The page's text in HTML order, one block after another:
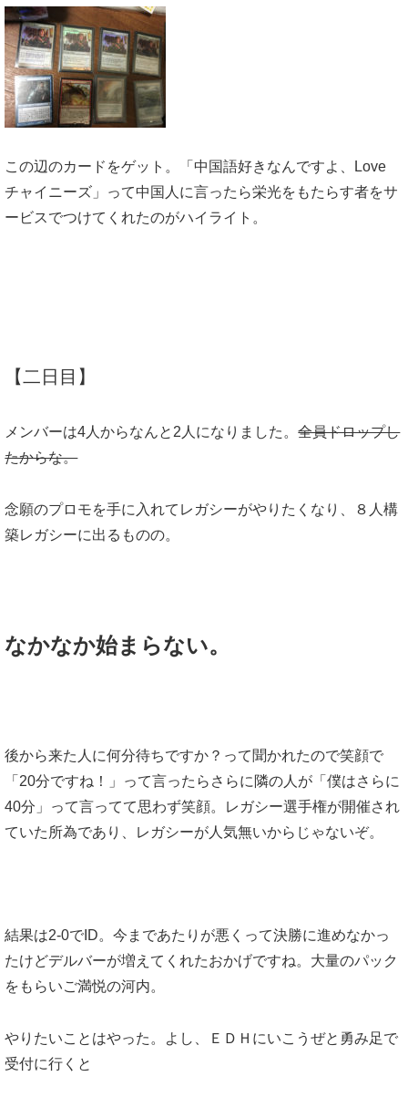
この辺のカードをゲット。「中国語好きなんですよ、Love
チャイニーズ」って中国人に言ったら栄光をもたらす者をサ
ービスでつけてくれたのがハイライト。
【二日目】
メンバーは4人からなんと2人になりました。全員ドロップし
たからな。
念願のプロモを手に入れてレガシーがやりたくなり、８人構
築レガシーに出るものの。
なかなか始まらない。
後から来た人に何分待ちですか？って聞かれたので笑顔で
「20分ですね！」って言ったらさらに隣の人が「僕はさらに
40分」って言ってて思わず笑顔。レガシー選手権が開催され
ていた所為であり、レガシーが人気無いからじゃないぞ。
結果は2-0でID。今まであたりが悪くって決勝に進めなかっ
たけどデルバーが増えてくれたおかげですね。大量のパック
をもらいご満悦の河内。
やりたいことはやった。よし、ＥＤＨにいこうぜと勇み足で
受付に行くと